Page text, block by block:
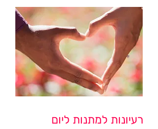
רעיונות למתנות ליום